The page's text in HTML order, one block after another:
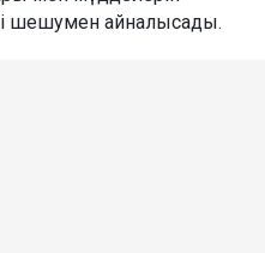
шешумен айналысады.